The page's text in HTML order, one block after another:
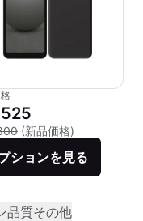
ービッシュ品の価格：
(新品価格)
ションを見る
品質その他